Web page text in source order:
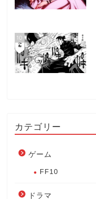
10
カテゴリー
ゲーム
FF10
ドラマ